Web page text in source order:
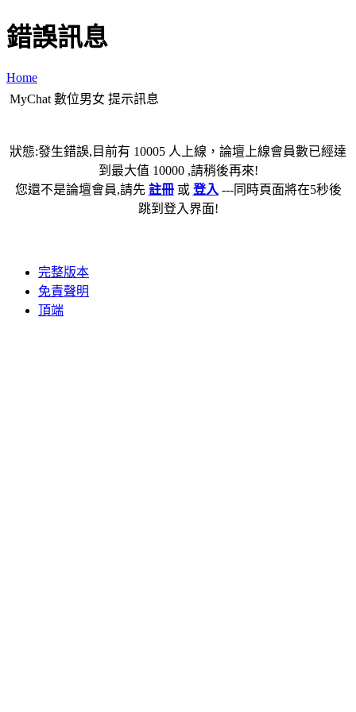
錯誤訊息
Home
MyChat 數位男女 提示訊息
狀態:發生錯誤,目前有 10005 人上線，論壇上線會員數已經達
到最大值 10000 ,請稍後再來!
您還不是論壇會員,請先 註冊或 登入 ---同時頁面將在5秒後
跳到登入界面!
完整版本
免責聲明
頂端